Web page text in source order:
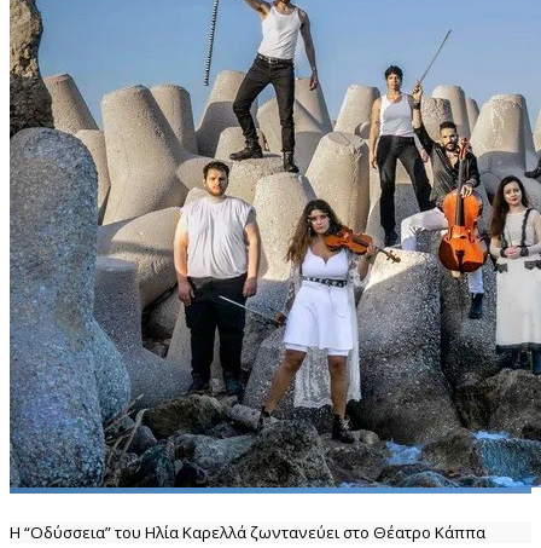
Η “Οδύσσεια” του Ηλία Καρελλά ζωντανεύει στο Θέατρο Κάππα